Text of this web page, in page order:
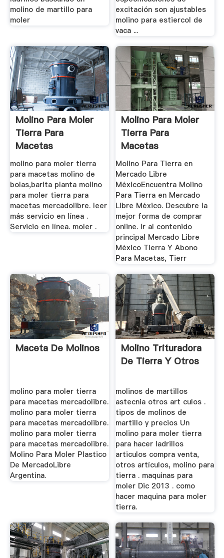
molino de martillo para
moler
excitación son ajustables
molino para estiercol de
vaca ...
Molino Para Moler
Tierra Para
Macetas
Mercadolibre
molino para moler tierra
para macetas molino de
bolas,barita planta molino
para moler tierra para
macetas mercadolibre. leer
más servicio en línea .
Servicio en línea. moler .
Molino Para Moler
Tierra Para
Macetas
Mercadolibre
Molino Para Tierra en
Mercado Libre
MéxicoEncuentra Molino
Para Tierra en Mercado
Libre México. Descubre la
mejor forma de comprar
online. Ir al contenido
principal Mercado Libre
México Tierra Y Abono
Para Macetas, Tierr
Maceta De Molinos
molino para moler tierra
para macetas mercadolibre.
molino para moler tierra
para macetas mercadolibre.
molino para moler tierra
para macetas mercadolibre.
Molino Para Moler Plastico
De MercadoLibre
Argentina.
Molino Trituradora
De Tierra Y Otros
molinos de martillos
astecnia otros art culos .
tipos de molinos de
martillo y precios Un
molino para moler tierra
para hacer ladrillos
articulos compra venta,
otros artículos, molino para
tierra . maquinas para
moler Dic 2013 . como
hacer maquina para moler
tierra.